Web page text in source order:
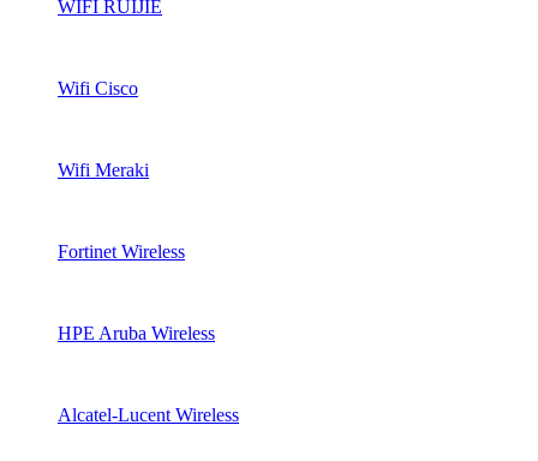
WIFI RUIJIE
Wifi Cisco
Wifi Meraki
Fortinet Wireless
HPE Aruba Wireless
Alcatel-Lucent Wireless